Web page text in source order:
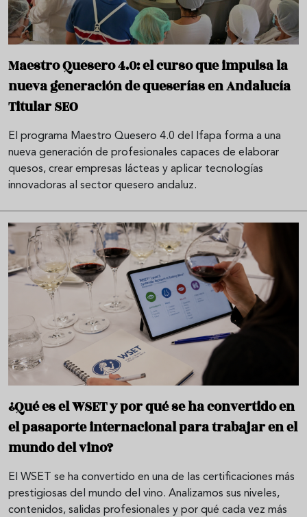
Maestro Quesero 4.0: el curso que impulsa la
nueva generación de queserías en Andalucía
Titular SEO
El programa Maestro Quesero 4.0 del Ifapa forma a una
nueva generación de profesionales capaces de elaborar
quesos, crear empresas lácteas y aplicar tecnologías
innovadoras al sector quesero andaluz.
¿Qué es el WSET y por qué se ha convertido en
el pasaporte internacional para trabajar en el
mundo del vino?
El WSET se ha convertido en una de las certificaciones más
prestigiosas del mundo del vino. Analizamos sus niveles,
contenidos, salidas profesionales y por qué cada vez más